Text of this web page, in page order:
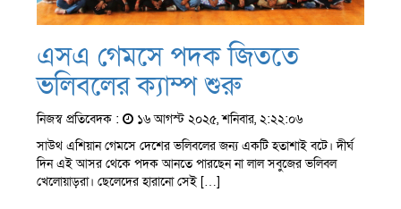
এসএ গেমসে পদক জিততে
ভলিবলের ক্যাম্প শুরু
নিজস্ব প্রতিবেদক :
১৬ আগস্ট ২০২৫, শনিবার, ২:২২:০৬
সাউথ এশিয়ান গেমসে দেশের ভলিবলের জন্য একটি হতাশাই বটে। দীর্ঘ
দিন এই আসর থেকে পদক আনতে পারছেন না লাল সবুজের ভলিবল
খেলোয়াড়রা। ছেলেদের হারানো সেই […]